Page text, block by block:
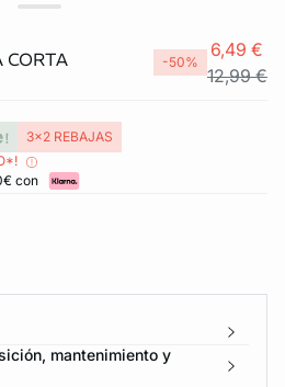
CORTA
-50%
6,49 €
12,99 €
3x2 REBAJAS
con
mantenimiento y